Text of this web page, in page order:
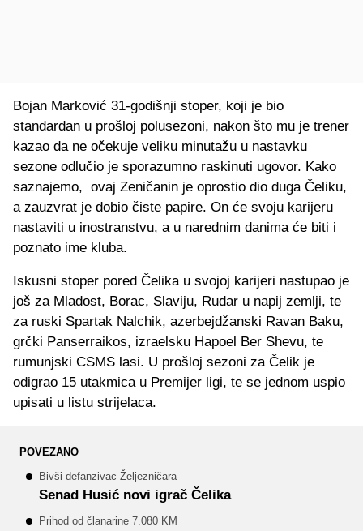
Bojan Marković 31-godišnji stoper, koji je bio
standardan u prošloj polusezoni, nakon što mu je trener
kazao da ne očekuje veliku minutažu u nastavku
sezone odlučio je sporazumno raskinuti ugovor. Kako
saznajemo, ovaj Zeničanin je oprostio dio duga Čeliku,
a zauzvrat je dobio čiste papire. On će svoju karijeru
nastaviti u inostranstvu, a u narednim danima će biti i
poznato ime kluba.
Iskusni stoper pored Čelika u svojoj karijeri nastupao je
još za Mladost, Borac, Slaviju, Rudar u napij zemlji, te
za ruski Spartak Nalchik, azerbejdžanski Ravan Baku,
grčki Panserraikos, izraelsku Hapoel Ber Shevu, te
rumunjski CSMS lasi. U prošloj sezoni za Čelik je
odigrao 15 utakmica u Premijer ligi, te se jednom uspio
upisati u listu strijelaca.
POVEZANO
Bivši defanzivac Željezničara
Senad Husić novi igrač Čelika
Prihod od članarine 7.080 KM